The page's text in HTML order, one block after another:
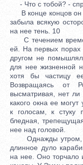
- Что с тобой? -
В конце концов он
забыла всякую
на нее тень. 10
С течением
ей. На первых
другом не
для нее жизненной
хотя бы частицу
Возвращаясь от
высматривая, нет ли
какого окна ее
к голосам, к стуку
бледная,
нее над головой.
Однажды утром,
длинное дуло
на нее. Оно торчало